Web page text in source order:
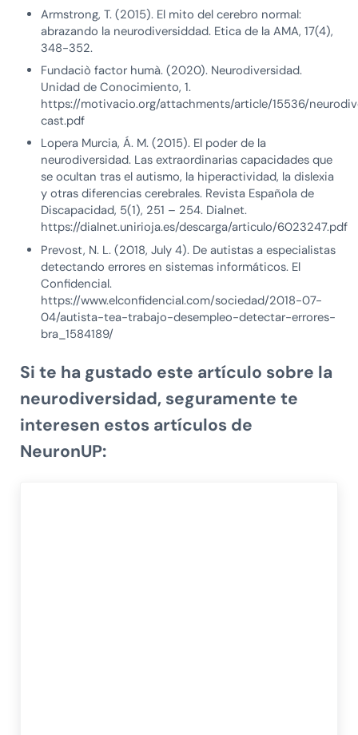
Armstrong, T. (2015). El mito del cerebro normal:
abrazando la neurodiversiddad. Etica de la AMA, 17(4),
348-352.
Fundaciò factor humà. (2020). Neurodiversidad.
Unidad de Conocimiento, 1.
https://motivacio.org/attachments/article/15536/
cast.pdf
Lopera Murcia, Á. M. (2015). El poder de la
neurodiversidad. Las extraordinarias capacidades que
se ocultan tras el autismo, la hiperactividad, la dislexia
y otras diferencias cerebrales. Revista Española de
Discapacidad, 5(1), 251 – 254. Dialnet.
https://dialnet.unirioja.es/descarga/articulo/6023247.pdf
Prevost, N. L. (2018, July 4). De autistas a especialistas
detectando errores en sistemas informáticos. El
Confidencial.
https://www.elconfidencial.com/sociedad/2018-07-
04/autista-tea-trabajo-desempleo-detectar-errores-
bra_1584189/
Si te ha gustado este artículo sobre la
neurodiversidad, seguramente te
interesen estos artículos de
NeuronUP: